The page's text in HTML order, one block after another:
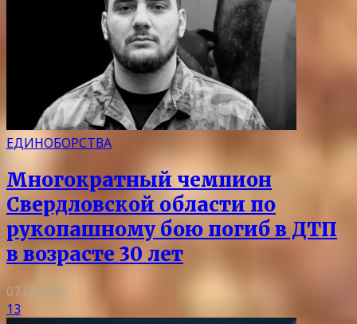
ЕДИНОБОРСТВА
Многократный чемпион
Свердловской области по
рукопашному бою погиб в ДТП
в возрасте 30 лет
07.08.2026
13